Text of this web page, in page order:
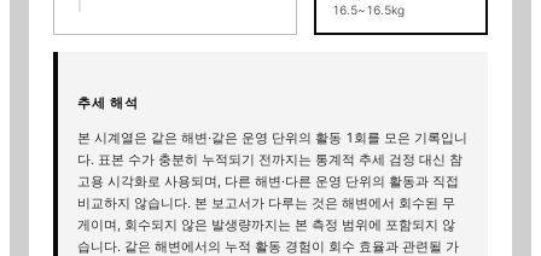
16.5~16.5kg
추세 해석
본 시계열은 같은 해변·같은 운영 단위의 활동 1 회를 모은 기록입니
다. 표본 수가 충분히 누적되기 전까지는 통계적 추세 검정 대신 참
고용 시각화로 사용되며, 다른 해변·다른 운영 단위의 활동과 직접
비교하지 않습니다. 본 보고서가 다루는 것은 해변에서 회수된 무
게이며, 회수되지 않은 발생량까지는 본 측정 범위에 포함되지 않
습니다. 같은 해변에서의 누적 활동 경험이 회수 효율과 관련될 가